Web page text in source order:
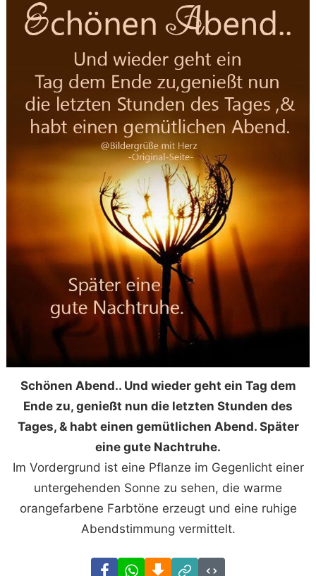
Schönen Abend.. Und wieder geht ein Tag dem
Ende zu, genießt nun die letzten Stunden des
Tages, & habt einen gemütlichen Abend. Später
eine gute Nachtruhe.
Im Vordergrund ist eine Pflanze im Gegenlicht einer
untergehenden Sonne zu sehen, die warme
orangefarbene Farbtöne erzeugt und eine ruhige
Abendstimmung vermittelt.
FacebookWhatsAppDownload